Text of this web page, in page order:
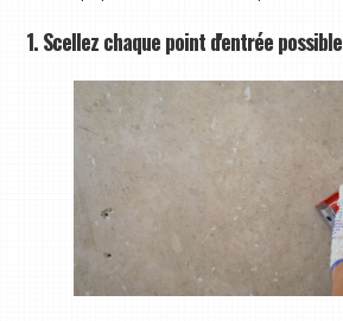
1. Scellez chaque point d'entrée possible